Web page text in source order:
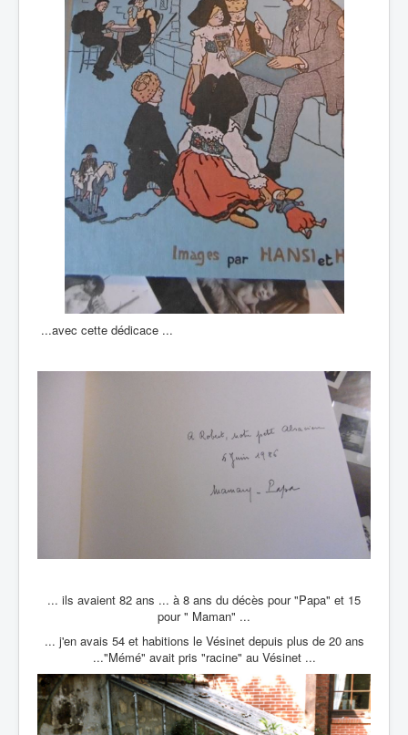
...avec cette dédicace ...
... ils avaient 82 ans ... à 8 ans du décès pour "Papa" et 15
pour " Maman" ...
... j'en avais 54 et habitions le Vésinet depuis plus de 20 ans
..."Mémé" avait pris "racine" au Vésinet ...